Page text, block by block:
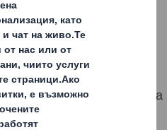
яйца
пластмасовите
дизайн,
потребителя. Иновативна
атрактивно